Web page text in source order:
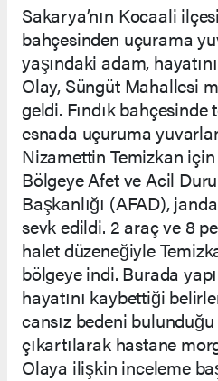
Sakarya’nın Kocaali
bahçesinden uçurama
yaşındaki adam,
Olay, Süngüt Mahallesi
geldi. Fındık bahçesinde
esnada uçuruma
Nizamettin Temizkan
Bölgeye Afet ve Acil
Başkanlığı (AFAD),
sevk edildi. 2 araç ve 8
halet düzeneğiyle
bölgeye indi. Burada
hayatını kaybettiği
cansız bedeni
çıkartılarak hastane
Olaya ilişkin inceleme